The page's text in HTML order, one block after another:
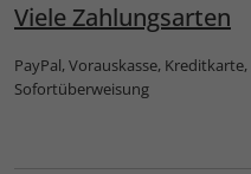
Viele Zahlungsarten
PayPal, Vorauskasse,
Sofortüberweisung